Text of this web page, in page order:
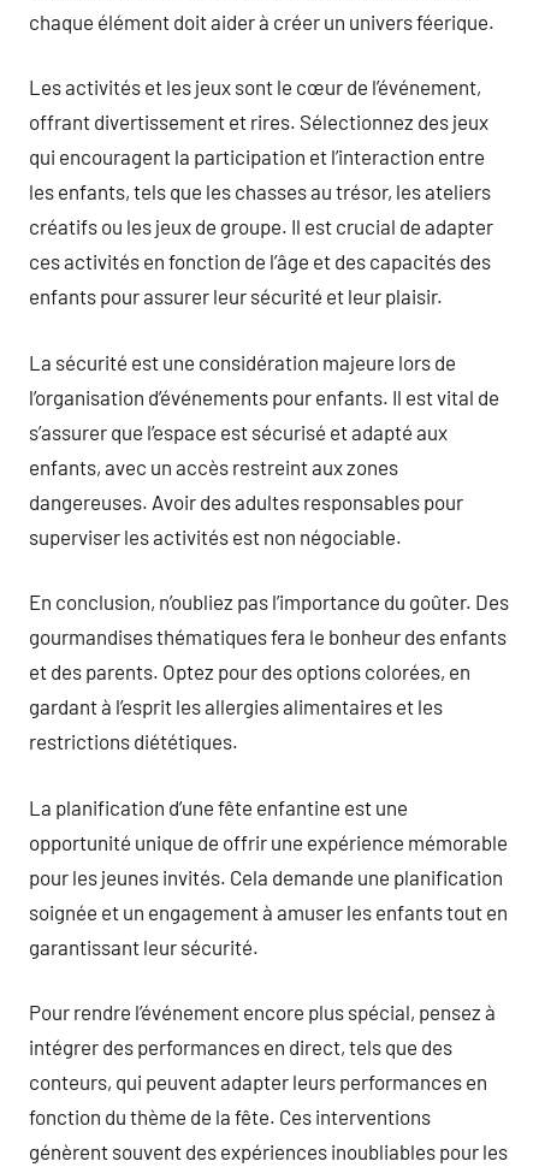
chaque élément doit aider à créer un univers féerique.
Les activités et les jeux sont le cœur de l’événement,
offrant divertissement et rires. Sélectionnez des jeux
qui encouragent la participation et l’interaction entre
les enfants, tels que les chasses au trésor, les ateliers
créatifs ou les jeux de groupe. Il est crucial de adapter
ces activités en fonction de l’âge et des capacités des
enfants pour assurer leur sécurité et leur plaisir.
La sécurité est une considération majeure lors de
l’organisation d’événements pour enfants. Il est vital de
s’assurer que l’espace est sécurisé et adapté aux
enfants, avec un accès restreint aux zones
dangereuses. Avoir des adultes responsables pour
superviser les activités est non négociable.
En conclusion, n’oubliez pas l’importance du goûter. Des
gourmandises thématiques fera le bonheur des enfants
et des parents. Optez pour des options colorées, en
gardant à l’esprit les allergies alimentaires et les
restrictions diététiques.
La planification d’une fête enfantine est une
opportunité unique de offrir une expérience mémorable
pour les jeunes invités. Cela demande une planification
soignée et un engagement à amuser les enfants tout en
garantissant leur sécurité.
Pour rendre l’événement encore plus spécial, pensez à
intégrer des performances en direct, tels que des
conteurs, qui peuvent adapter leurs performances en
fonction du thème de la fête. Ces interventions
génèrent souvent des expériences inoubliables pour les